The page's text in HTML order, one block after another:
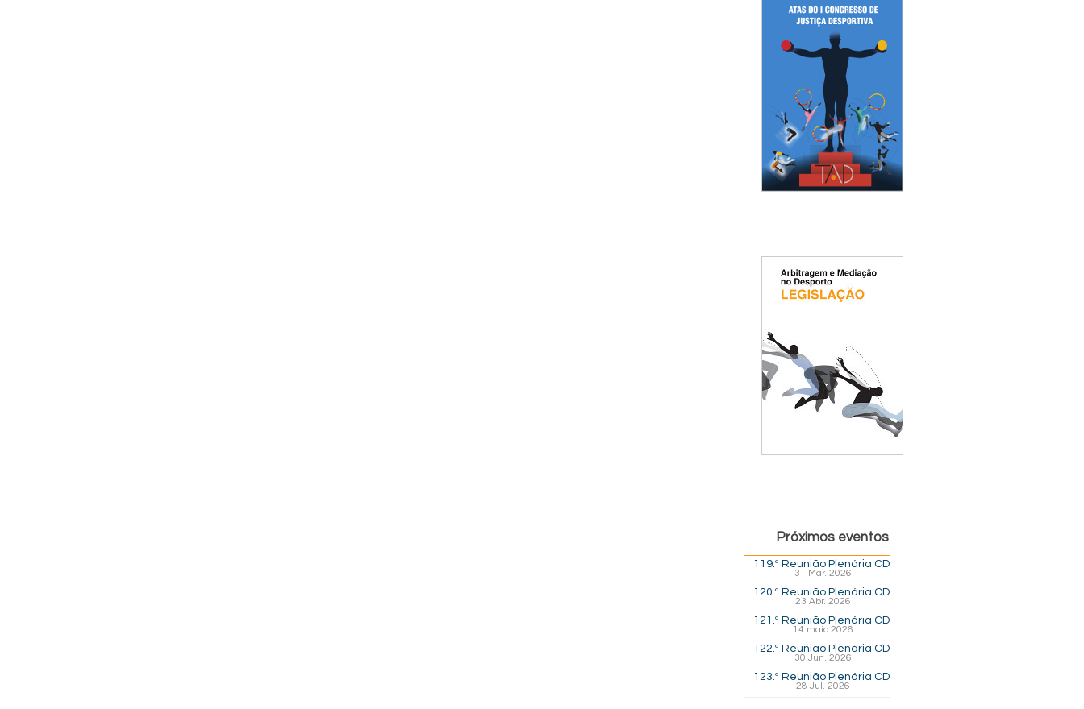
Próximos eventos
119.ª Reunião Plenária CD
31 Mar. 2026
120.ª Reunião Plenária CD
23 Abr. 2026
121.ª Reunião Plenária CD
14 maio 2026
122.ª Reunião Plenária CD
30 Jun. 2026
123.ª Reunião Plenária CD
28 Jul. 2026